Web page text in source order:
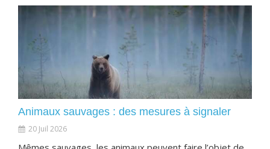
Animaux sauvages : des mesures à signaler
20 Juil 2026